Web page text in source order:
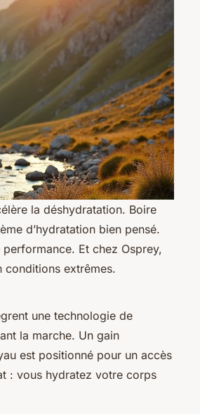
la déshydratation. Boire
d’hydratation bien pensé.
performance. Et chez Osprey,
conditions extrêmes.
une technologie de
la marche. Un gain
est positionné pour un accès
: vous hydratez votre corps